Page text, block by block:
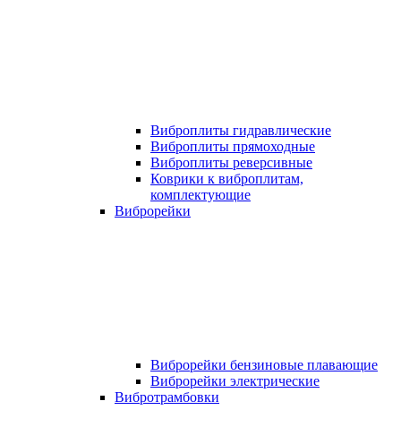
Виброплиты гидравлические
Виброплиты прямоходные
Виброплиты реверсивные
Коврики к виброплитам,
комплектующие
Виброрейки
Виброрейки бензиновые плавающие
Виброрейки электрические
Вибротрамбовки